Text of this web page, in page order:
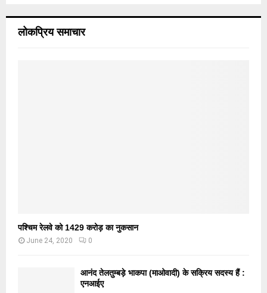
लोकप्रिय समाचार
पश्चिम रेलवे को 1429 करोड़ का नुकसान
June 24, 2020 0
आनंद तेलतुम्बड़े भाकपा (माओवादी) के सक्रिय सदस्य हैं :
एनआईए